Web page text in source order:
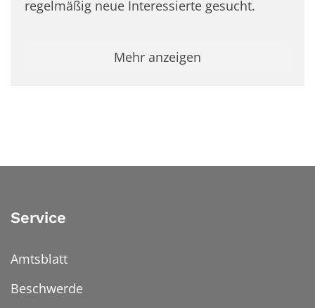
regelmäßig neue Interessierte gesucht.
Mehr anzeigen
Service
Amtsblatt
Beschwerde